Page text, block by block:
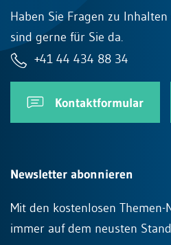
Haben Sie Fragen zu
sind gerne für Sie da.
+41 44 434 88 34
Kontaktformular
Newsletter abonnieren
Mit den kostenlosen
immer auf dem neusten